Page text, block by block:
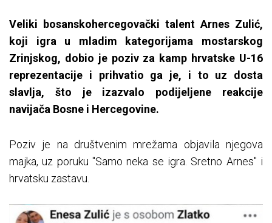
Veliki bosanskohercegovački talent Arnes Zulić,
koji igra u mladim kategorijama mostarskog
Zrinjskog, dobio je poziv za kamp hrvatske U-16
reprezentacije i prihvatio ga je, i to uz dosta
slavlja, što je izazvalo podijeljene reakcije
navijača Bosne i Hercegovine.
Poziv je na društvenim mrežama objavila njegova
majka, uz poruku "Samo neka se igra. Sretno Arnes" i
hrvatsku zastavu.